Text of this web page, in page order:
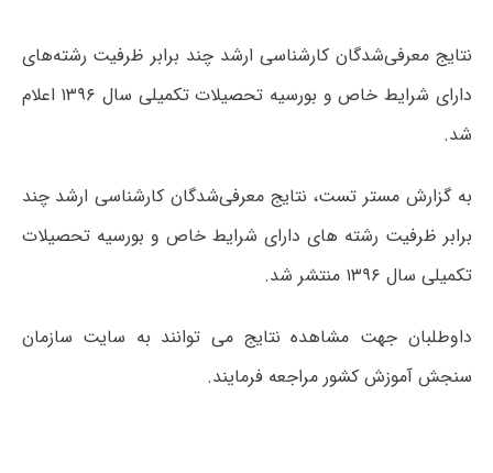
نتایج معرفی‌شدگان کارشناسی ارشد چند برابر ظرفیت رشته‌های
دارای شرایط خاص و بورسیه تحصیلات تکمیلی سال ۱۳۹۶ اعلام
شد.
به گزارش مستر تست، نتایج معرفی‌شدگان کارشناسی ارشد چند
برابر ظرفیت رشته های دارای شرایط خاص و بورسیه تحصیلات
تکمیلی سال ۱۳۹۶ منتشر شد.
داوطلبان جهت مشاهده نتایج می توانند به سایت سازمان
سنجش آموزش کشور مراجعه فرمایند.